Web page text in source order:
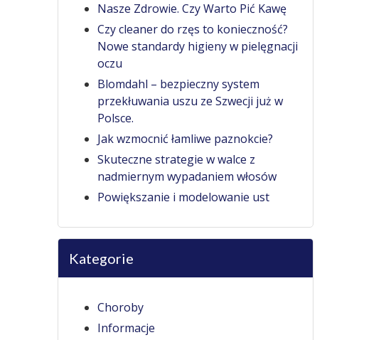
Nasze Zdrowie. Czy Warto Pić Kawę
Czy cleaner do rzęs to konieczność?
Nowe standardy higieny w pielęgnacji
oczu
Blomdahl – bezpieczny system
przekłuwania uszu ze Szwecji już w
Polsce.
Jak wzmocnić łamliwe paznokcie?
Skuteczne strategie w walce z
nadmiernym wypadaniem włosów
Powiększanie i modelowanie ust
Kategorie
Choroby
Informacje